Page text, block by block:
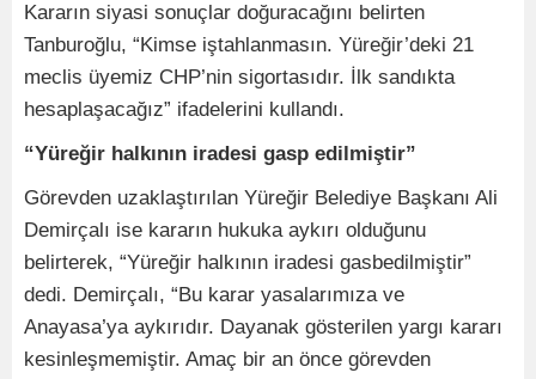
Kararın siyasi sonuçlar doğuracağını belirten
Tanburoğlu, “Kimse iştahlanmasın. Yüreğir’deki 21
meclis üyemiz CHP’nin sigortasıdır. İlk sandıkta
hesaplaşacağız” ifadelerini kullandı.
“Yüreğir halkının iradesi gasp edilmiştir”
Görevden uzaklaştırılan Yüreğir Belediye Başkanı Ali
Demirçalı ise kararın hukuka aykırı olduğunu
belirterek, “Yüreğir halkının iradesi gasbedilmiştir”
dedi. Demirçalı, “Bu karar yasalarımıza ve
Anayasa’ya aykırıdır. Dayanak gösterilen yargı kararı
kesinleşmemiştir. Amaç bir an önce görevden